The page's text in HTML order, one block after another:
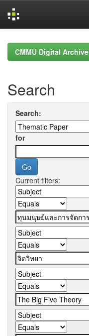
navigationCMMU Digital Archive
Search
Search:
for
Current filters: